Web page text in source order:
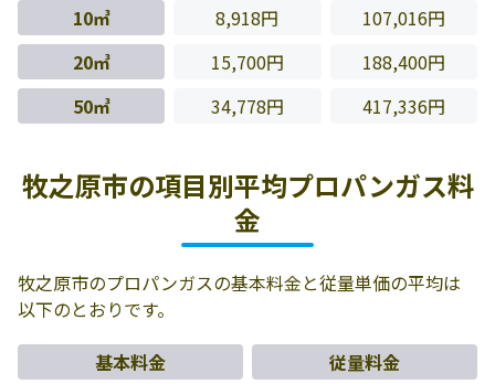
10㎥
8,918円
107,016円
20㎥
15,700円
188,400円
50㎥
34,778円 417,336円
牧之原市の項目別平均プロパンガス料
金
牧之原市のプロパンガスの基本料金と従量単価の平均は
以下のとおりです。
基本料金
従量料金